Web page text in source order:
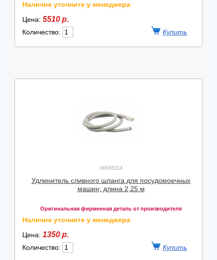
Наличие уточните у менеджера
Цена: 5510 р.
Количество:
00668114
Удлинитель сливного шланга для посудомоечных
машин; длина 2,25 м
Оригинальная фирменная деталь от производителя
Наличие уточните у менеджера
Цена: 1350 р.
Количество: